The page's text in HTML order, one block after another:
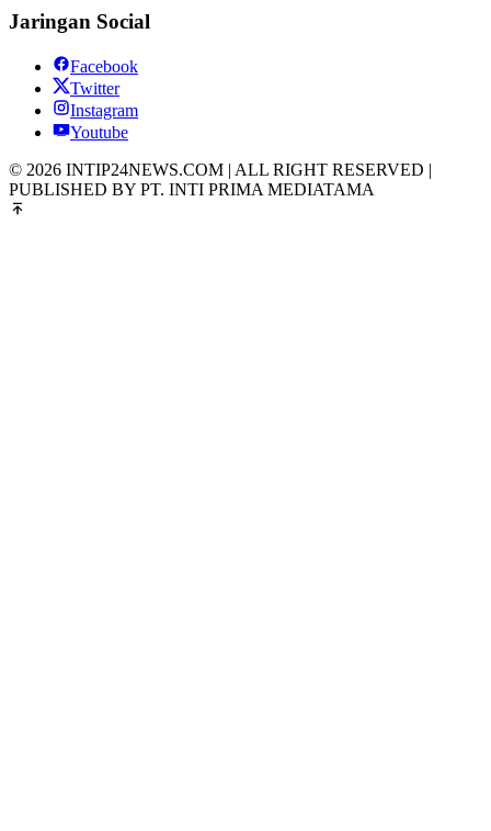
Jaringan Social
Facebook
Twitter
Instagram
Youtube
© 2026 INTIP24NEWS.COM | ALL RIGHT RESERVED |
PUBLISHED BY PT. INTI PRIMA MEDIATAMA